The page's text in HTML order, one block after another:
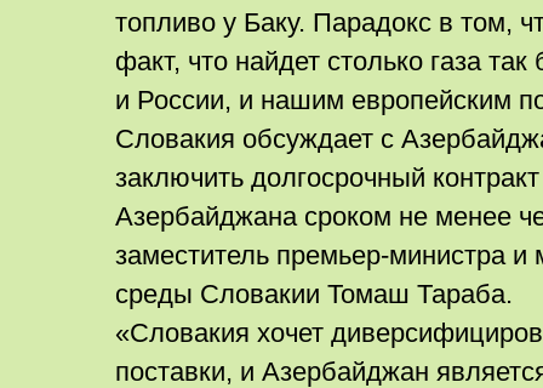
топливо у Баку. Парадокс в том,
факт, что найдет столько газа
и России, и нашим европейским
Словакия обсуждает с
заключить долгосрочный
Азербайджана сроком не менее
заместитель премьер-министра
среды Словакии Томаш Тараба.
«Словакия хочет
поставки, и Азербайджан